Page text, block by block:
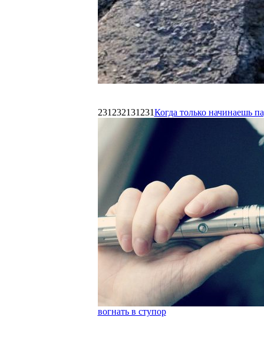
231232131231Когда только начинаешь
вогнать в ступор